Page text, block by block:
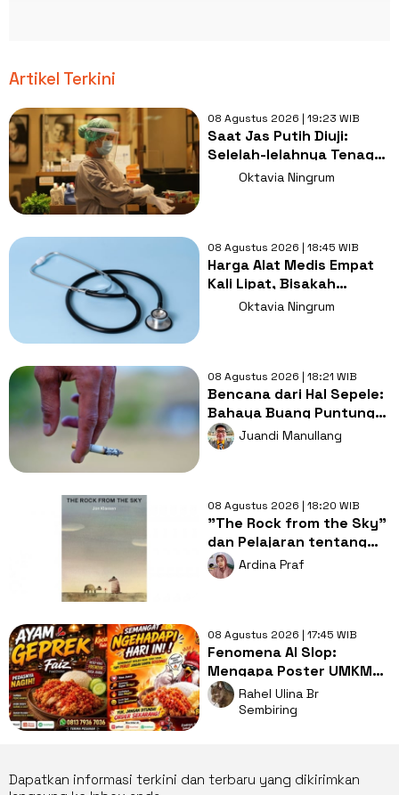
Artikel Terkini
08 Agustus 2026 | 19:23 WIB
Saat Jas Putih Diuji:
Selelah-lelahnya Tenaga
Kesehatan, Tetap Lebih
Oktavia Ningrum
08 Agustus 2026 | 18:45 WIB
Harga Alat Medis Empat
Kali Lipat, Bisakah
Layanan Kesehatan
Oktavia Ningrum
08 Agustus 2026 | 18:21 WIB
Bencana dari Hal Sepele:
Bahaya Buang Puntung
Rokok Sembarangan di
Musim Kemarau
Juandi Manullang
08 Agustus 2026 | 18:20 WIB
"The Rock from the Sky"
dan Pelajaran tentang
Berani Menghadapi
Perubahan
Ardina Praf
08 Agustus 2026 | 17:45 WIB
Fenomena AI Slop:
Mengapa Poster UMKM
Makin Seragam dan Bikin
Kita Bosan?
Rahel Ulina Br
Sembiring
Dapatkan informasi terkini dan terbaru yang dikirimkan